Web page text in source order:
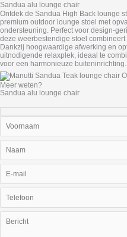
Sandua alu lounge chair
Ontdek de Sandua High Back lounge
premium outdoor lounge stoel met
ondersteuning. Perfect voor design-
deze weerbestendige stoel
Dankzij hoogwaardige afwerking en
uitnodigende relaxplek, ideaal te
voor een harmonieuze buiteninrichting.
Meer weten?
Sandua alu lounge chair